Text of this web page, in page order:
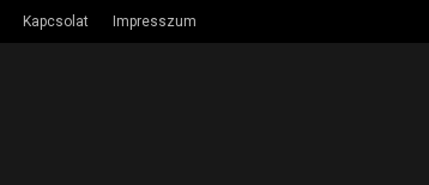
Kapcsolat Impresszum